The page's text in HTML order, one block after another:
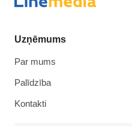
Uzņēmums
Par mums
Palīdzība
Kontakti